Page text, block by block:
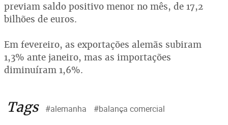
previam saldo positivo menor no mês, de 17,2
bilhões de euros.
Em fevereiro, as exportações alemãs subiram
1,3% ante janeiro, mas as importações
diminuíram 1,6%.
Tags #alemanha #balança comercial